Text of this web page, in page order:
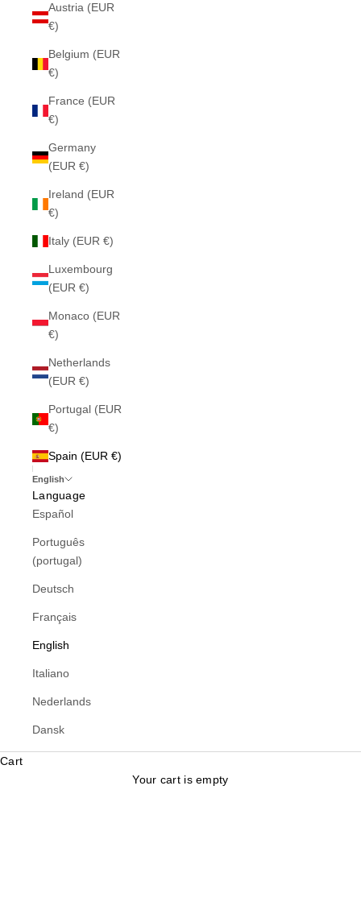
Austria (EUR
€)
Belgium (EUR
€)
France (EUR
€)
Germany
(EUR €)
Ireland (EUR
€)
Italy (EUR €)
Luxembourg
(EUR €)
Monaco (EUR
€)
Netherlands
(EUR €)
Portugal (EUR
€)
Spain (EUR €)
English
Language
Español
Português
(portugal)
Deutsch
Français
English
Italiano
Nederlands
Dansk
Cart
Your cart is empty